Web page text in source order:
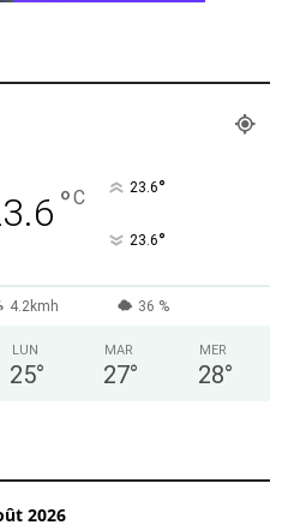
°C 23.6°
23.6°
4.2kmh 36 %
LUN
25°
MAR
27°
MER
28°
2026